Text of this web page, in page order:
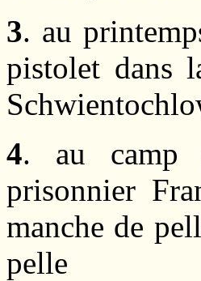
3. au
pistolet dans
4. au camp
prisonnier
manche de
pelle